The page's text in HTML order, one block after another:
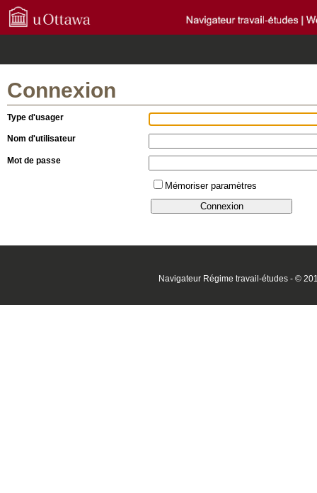
Connexion
Type d'usager
Nom d'utilisateur
Mot de passe
Mémoriser paramètres
Navigateur Régime travail-études - ©